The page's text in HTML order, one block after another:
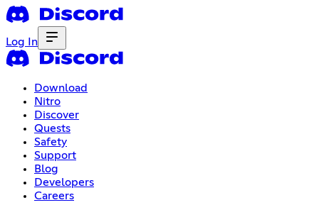
Log In
Download
Nitro
Discover
Quests
Safety
Support
Blog
Developers
Careers